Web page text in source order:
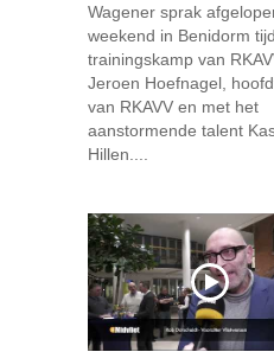
Wagener sprak
weekend in Benidorm
trainingskamp van
Jeroen Hoefnagel,
van RKAVV en met het
aanstormende talent
Hillen....